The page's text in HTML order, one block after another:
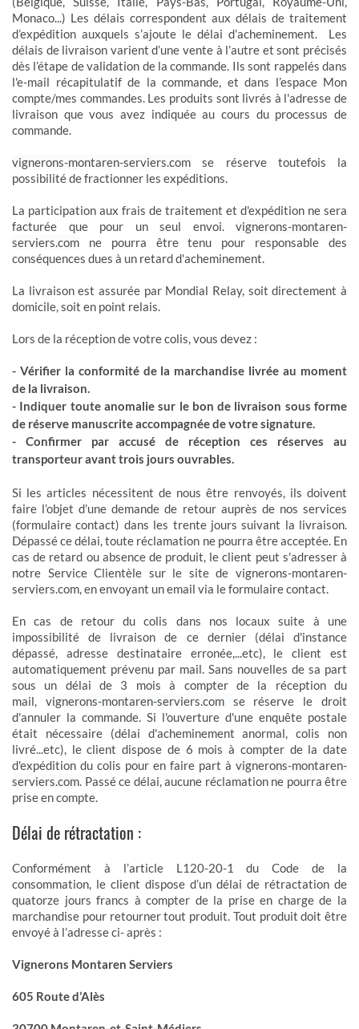
Monaco...) Les délais correspondent aux délais de traitement
d’expédition auxquels s’ajoute le délai d’acheminement. Les
délais de livraison varient d’une vente à l’autre et sont précisés
dès l’étape de validation de la commande. Ils sont rappelés dans
l'e-mail récapitulatif de la commande, et dans l’espace Mon
compte/mes commandes. Les produits sont livrés à l'adresse de
livraison que vous avez indiquée au cours du processus de
commande.
vignerons-montaren-serviers.com se réserve toutefois la
possibilité de fractionner les expéditions.
La participation aux frais de traitement et d'expédition ne sera
facturée que pour un seul envoi. vignerons-montaren-
serviers.com ne pourra être tenu pour responsable des
conséquences dues à un retard d'acheminement.
La livraison est assurée par Mondial Relay, soit directement à
domicile, soit en point relais.
Lors de la réception de votre colis, vous devez :
- Vérifier la conformité de la marchandise livrée au moment
de la livraison.
- Indiquer toute anomalie sur le bon de livraison sous forme
de réserve manuscrite accompagnée de votre signature.
- Confirmer par accusé de réception ces réserves au
transporteur avant trois jours ouvrables.
Si les articles nécessitent de nous être renvoyés, ils doivent
faire l’objet d’une demande de retour auprès de nos services
(formulaire contact) dans les trente jours suivant la livraison.
Dépassé ce délai, toute réclamation ne pourra être acceptée. En
cas de retard ou absence de produit, le client peut s'adresser à
notre Service Clientèle sur le site de vignerons-montaren-
serviers.com, en envoyant un email via le formulaire contact.
En cas de retour du colis dans nos locaux suite à une
impossibilité de livraison de ce dernier (délai d'instance
dépassé, adresse destinataire erronée,...etc), le client est
automatiquement prévenu par mail. Sans nouvelles de sa part
sous un délai de 3 mois à compter de la réception du
mail, vignerons-montaren-serviers.com se réserve le droit
d'annuler la commande. Si l'ouverture d'une enquête postale
était nécessaire (délai d'acheminement anormal, colis non
livré...etc), le client dispose de 6 mois à compter de la date
d'expédition du colis pour en faire part à vignerons-montaren-
serviers.com. Passé ce délai, aucune réclamation ne pourra être
prise en compte.
Délai de rétractation :
Conformément à l’article L120-20-1 du Code de la
consommation, le client dispose d’un délai de rétractation de
quatorze jours francs à compter de la prise en charge de la
marchandise pour retourner tout produit. Tout produit doit être
envoyé à l’adresse ci- après :
Vignerons Montaren Serviers
605 Route d’Alès